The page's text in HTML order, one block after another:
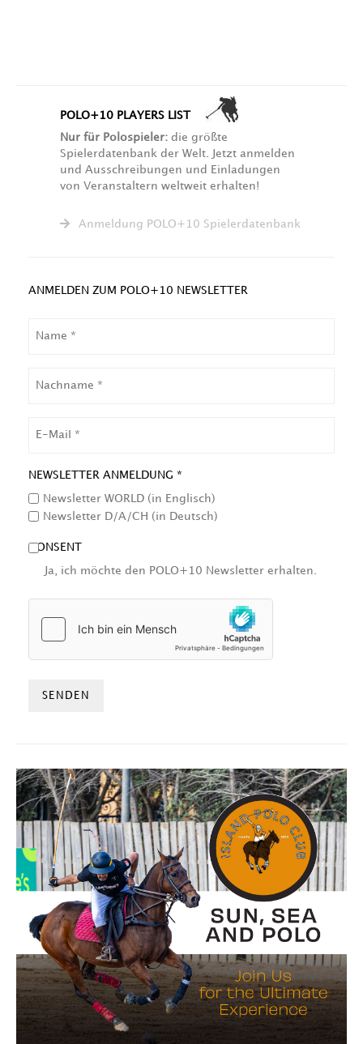
POLO+10 PLAYERS LIST
Nur für Polospieler: die größte
Spielerdatenbank der Welt. Jetzt anmelden
und Ausschreibungen und Einladungen
von Veranstaltern weltweit erhalten!
Anmeldung POLO+10 Spielerdatenbank
ANMELDEN ZUM POLO+10 NEWSLETTER
NEWSLETTER ANMELDUNG *
Newsletter WORLD (in Englisch)
Newsletter D/A/CH (in Deutsch)
CONSENT
Ja, ich möchte den POLO+10 Newsletter erhalten.